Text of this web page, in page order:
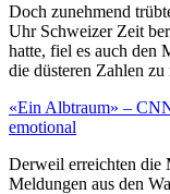
Doch zunehmend
Uhr Schweizer Zeit
hatte, fiel es auch den
die düsteren Zahlen zu
«Ein Albtraum» –
emotional
Derweil erreichten die
Meldungen aus den